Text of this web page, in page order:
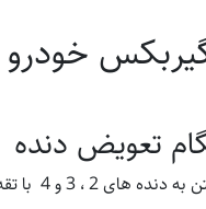
خودرو
تعویض دنده
یا یه هل این کار رو انجام میدهد